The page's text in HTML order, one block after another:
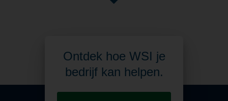
Ontdek hoe WSI je
bedrijf kan helpen.